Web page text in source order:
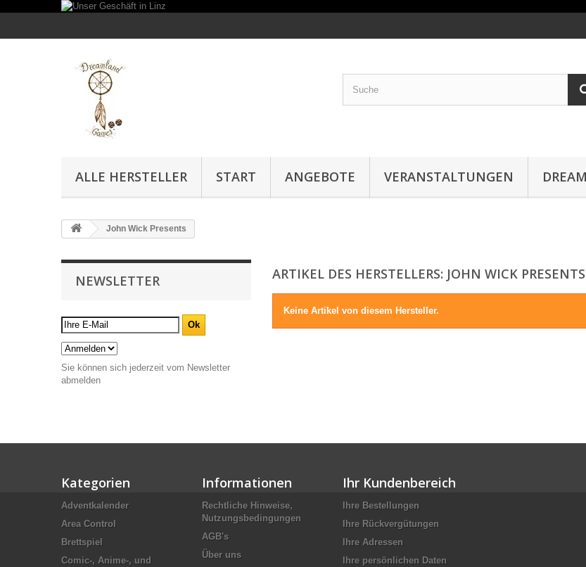
ALLE HERSTELLER START ANGEBOTE VERANSTALTUNGEN
John Wick Presents
NEWSLETTER
Sie können sich jederzeit vom Newsletter
abmelden
ARTIKEL DES HERSTELLERS: JOHN WICK PRESENTS
Keine Artikel von diesem Hersteller.
Kategorien
Adventkalender
Area Control
Brettspiel
Comic-, Anime-, und
Informationen
Rechtliche Hinweise,
Nutzungsbedingungen
AGB's
Über uns
Ihr Kundenbereich
Ihre Bestellungen
Ihre Rückvergütungen
Ihre Adressen
Ihre persönlichen Daten